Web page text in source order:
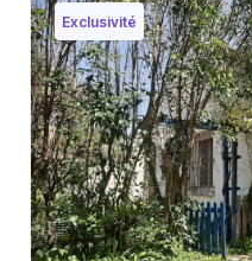
Exclusivité